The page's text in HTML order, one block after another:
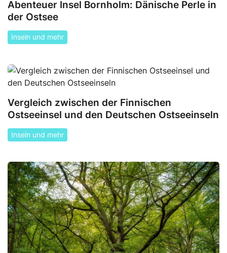
Abenteuer Insel Bornholm: Dänische Perle in
der Ostsee
Inseln und mehr
Vergleich zwischen der Finnischen
Ostseeinsel und den Deutschen Ostseeinseln
Inseln und mehr